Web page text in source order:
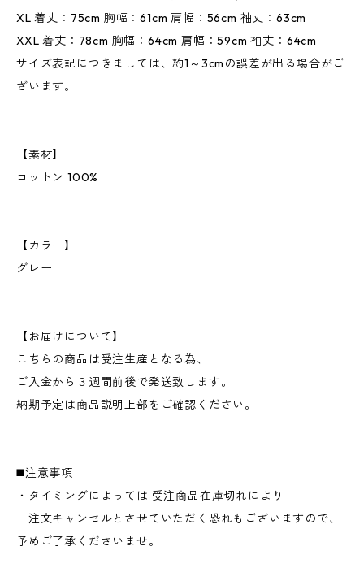
XL 着丈：75cm 胸幅：61cm 肩幅：56cm 袖丈：63cm
XXL 着丈：78cm 胸幅：64cm 肩幅：59cm 袖丈：64cm
サイズ表記につきましては、約1～3cmの誤差が出る場合がご
ざいます。
【素材】
コットン 100%
【カラー】
グレー
【お届けについて】
こちらの商品は受注生産となる為、
ご入金から３週間前後で発送致します。
納期予定は商品説明上部をご確認ください。
◼️注意事項
・タイミングによっては 受注商品在庫切れにより
注文キャンセルとさせていただく恐れもございますので、
予めご了承くださいませ。